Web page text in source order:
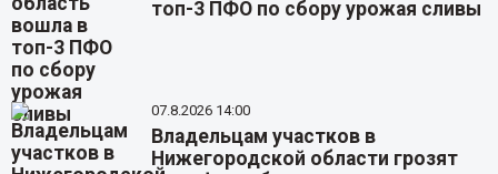
топ-3 ПФО по сбору урожая сливы
07.8.2026 14:00
Владельцам участков в
Нижегородской области грозят